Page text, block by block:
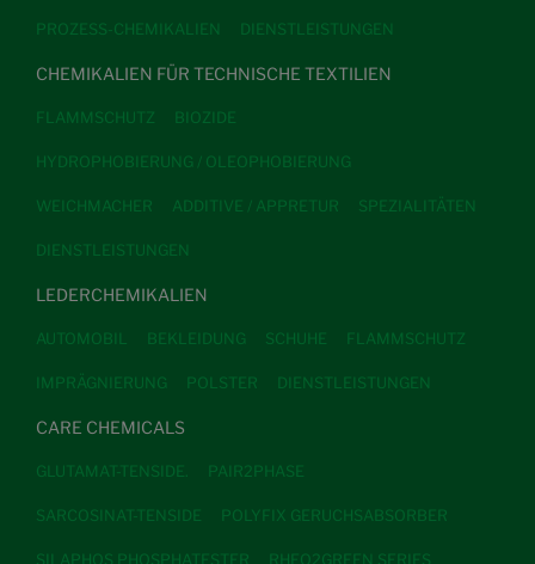
PROZESS-CHEMIKALIEN DIENSTLEISTUNGEN
CHEMIKALIEN FÜR TECHNISCHE TEXTILIEN
FLAMMSCHUTZ BIOZIDE
HYDROPHOBIERUNG / OLEOPHOBIERUNG
WEICHMACHER ADDITIVE / APPRETUR SPEZIALITÄTEN
DIENSTLEISTUNGEN
LEDERCHEMIKALIEN
AUTOMOBIL BEKLEIDUNG SCHUHE FLAMMSCHUTZ
IMPRÄGNIERUNG POLSTER DIENSTLEISTUNGEN
CARE CHEMICALS
GLUTAMAT-TENSIDE. PAIR2PHASE
SARCOSINAT-TENSIDE POLYFIX GERUCHSABSORBER
SILAPHOS PHOSPHATESTER RHEO2GREEN SERIES